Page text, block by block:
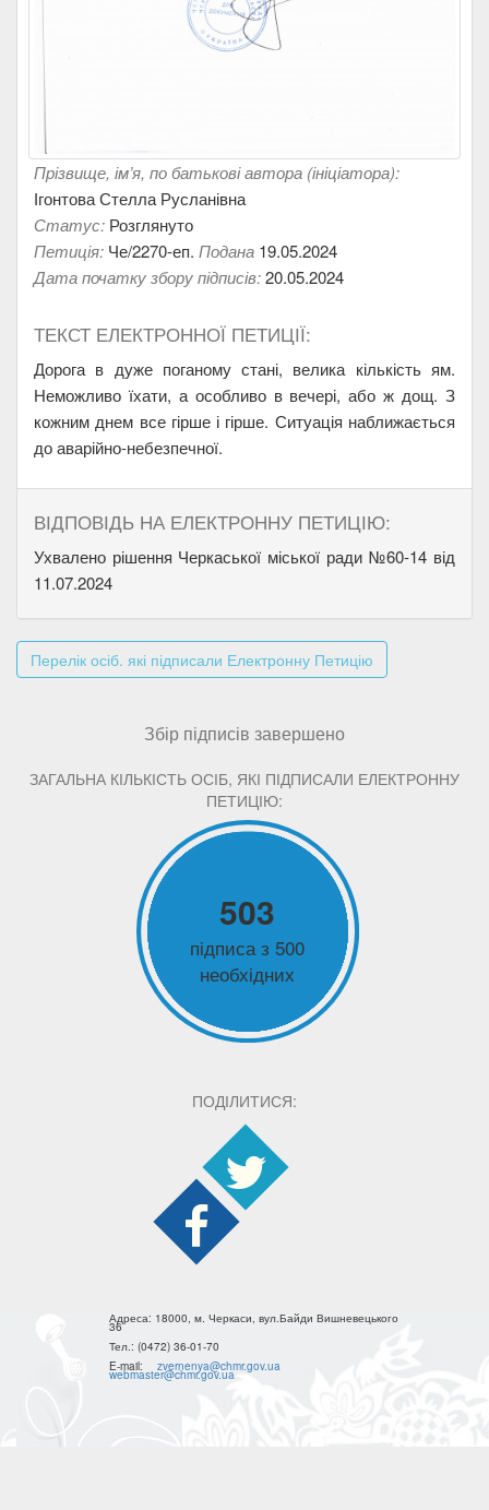
Прізвище, ім’я, по батькові автора (ініціатора):
Ігонтова Стелла Русланівна
Статус: Розглянуто
Петиція: Че/2270-еп. Подана 19.05.2024
Дата початку збору підписів:20.05.2024
ТЕКСТ ЕЛЕКТРОННОЇ ПЕТИЦІЇ:
Дорога в дуже поганому стані, велика кількість ям.
Неможливо їхати, а особливо в вечері, або ж дощ. З
кожним днем все гірше і гірше. Ситуація наближається
до аварійно-небезпечної.
ВІДПОВІДЬ НА ЕЛЕКТРОННУ ПЕТИЦІЮ:
Ухвалено рішення Черкаської міської ради №60-14 від
11.07.2024
Перелік осіб. які підписали Електронну Петицію
Збір підписів завершено
ЗАГАЛЬНА КІЛЬКІСТЬ ОСІБ, ЯКІ ПІДПИСАЛИ ЕЛЕКТРОННУ
ПЕТИЦІЮ:
503
підписа з 500
необхідних
ПОДІЛИТИСЯ:
Адреса: 18000, м. Черкаси, вул.Байди Вишневецького
36
Тел.: (0472) 36-01-70
E-mail:
zvernenya@chmr.gov.ua
webmaster@chmr.gov.ua